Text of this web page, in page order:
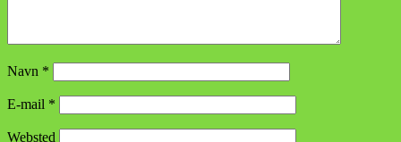
Navn *
E-mail *
Websted